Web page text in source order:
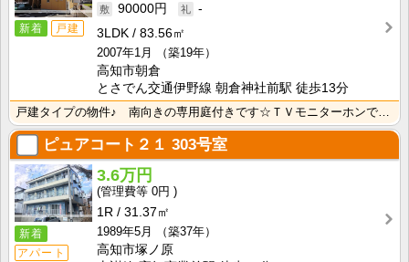
新着 戸建
90000円
-
3LDK
83.56㎡
2007年1月
（築19年）
高知市朝倉
とさでん交通伊野線 朝倉神社前駅 徒歩13分
ピュアコート２１ 303号室
新着
アパート
3.6万円
0円
1R
31.37㎡
1989年5月
（築37年）
高知市塚ノ原